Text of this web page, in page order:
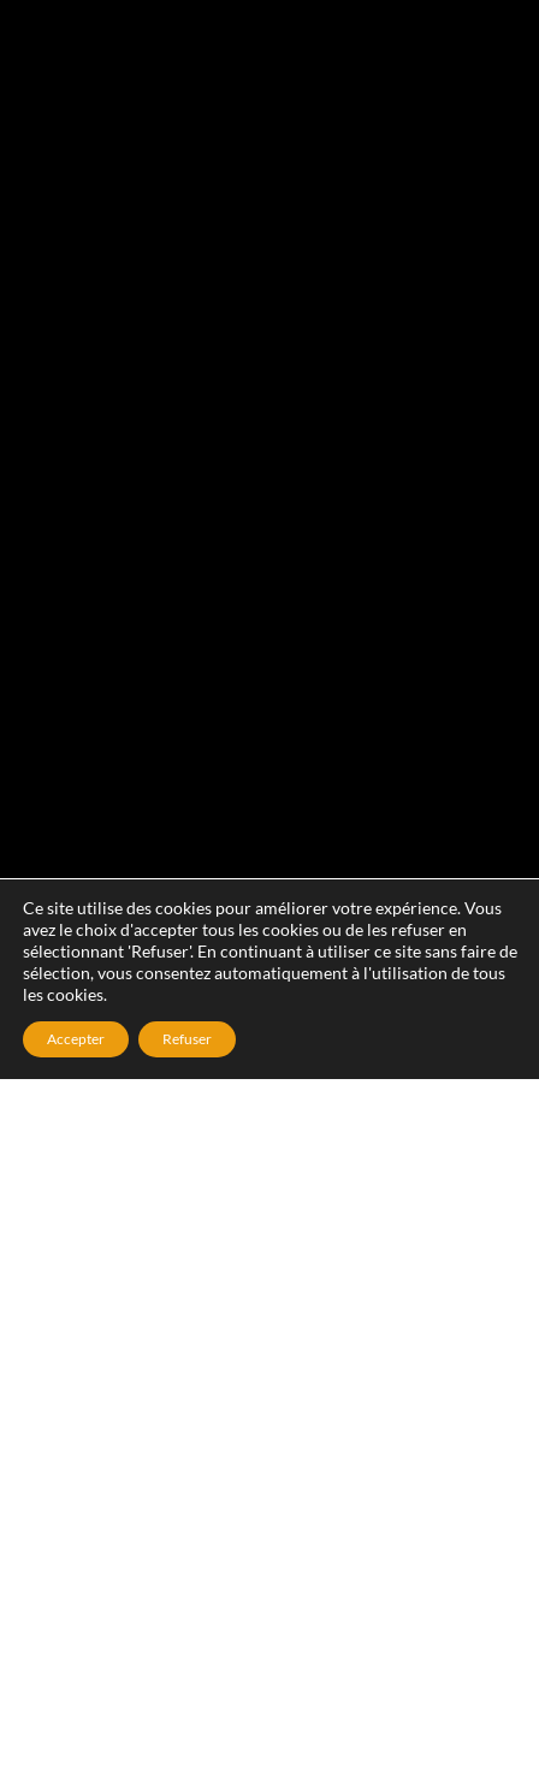
Ce site utilise des cookies pour améliorer votre expérience. Vous
avez le choix d'accepter tous les cookies ou de les refuser en
sélectionnant 'Refuser'. En continuant à utiliser ce site sans faire de
sélection, vous consentez automatiquement à l'utilisation de tous
les cookies.
Accepter Refuser